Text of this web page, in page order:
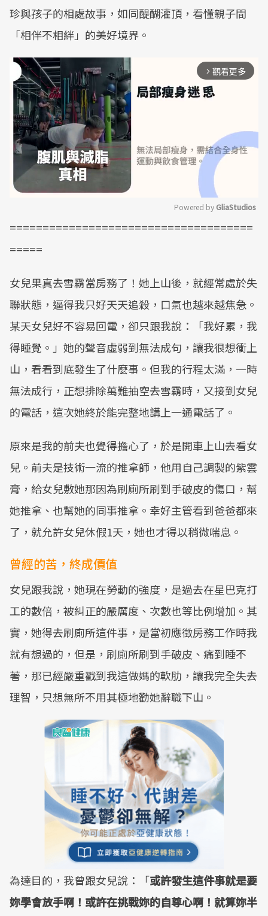
珍與孩子的相處故事，如同醍醐灌頂，看懂親子間
「相伴不相絆」的美好境界。
arrow_forward_ios 觀看更多
Mute
Powered by GliaStudios
=====================================
=====
女兒果真去雪霸當房務了！她上山後，就經常處於失
聯狀態，逼得我只好天天追殺，口氣也越來越焦急。
某天女兒好不容易回電，卻只跟我說：「我好累，我
得睡覺。」她的聲音虛弱到無法成句，讓我很想衝上
山，看看到底發生了什麼事。但我的行程太滿，一時
無法成行，正想排除萬難抽空去雪霸時，又接到女兒
的電話，這次她終於能完整地講上一通電話了。
原來是我的前夫也覺得擔心了，於是開車上山去看女
兒。前夫是技術一流的推拿師，他用自己調製的紫雲
膏，給女兒敷她那因為刷廁所刷到手破皮的傷口，幫
她推拿、也幫她的同事推拿。幸好主管看到爸爸都來
了，就允許女兒休假1天，她也才得以稍微喘息。
曾經的苦，終成價值
女兒跟我說，她現在勞動的強度，是過去在星巴克打
工的數倍，被糾正的嚴厲度、次數也等比例增加。其
實，她得去刷廁所這件事，是當初應徵房務工作時我
就有想過的，但是，刷廁所刷到手破皮、痛到睡不
著，那已經嚴重戳到我這做媽的軟肋，讓我完全失去
理智，只想無所不用其極地勸她辭職下山。
為達目的，我曾跟女兒說：「或許發生這件事就是要
妳學會放手啊！或許在挑戰妳的自尊心啊！就算妳半